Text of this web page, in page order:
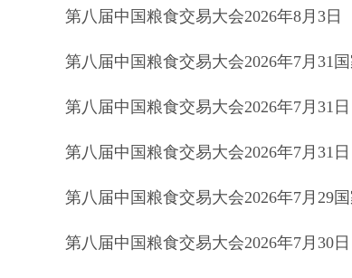
第八届中国粮食交易大会2026年8月3
第八届中国粮食交易大会2026年7月31
第八届中国粮食交易大会2026年7月31
第八届中国粮食交易大会2026年7月31
第八届中国粮食交易大会2026年7月29
第八届中国粮食交易大会2026年7月30